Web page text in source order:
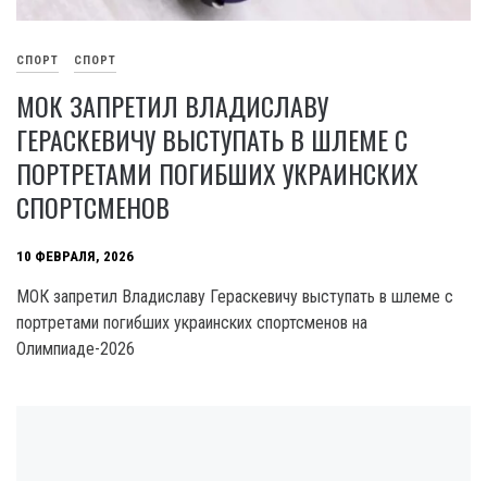
СПОРТ СПОРТ
МОК ЗАПРЕТИЛ ВЛАДИСЛАВУ
ГЕРАСКЕВИЧУ ВЫСТУПАТЬ В ШЛЕМЕ С
ПОРТРЕТАМИ ПОГИБШИХ УКРАИНСКИХ
СПОРТСМЕНОВ
10 ФЕВРАЛЯ, 2026
МОК запретил Владиславу Гераскевичу выступать в шлеме с
портретами погибших украинских спортсменов на
Олимпиаде-2026